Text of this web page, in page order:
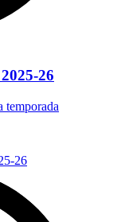
26
temporada